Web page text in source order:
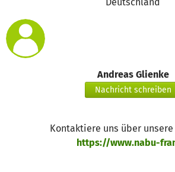
Andreas Glienke
Nachricht schreiben
Kontaktiere uns über
https://www.nabu-